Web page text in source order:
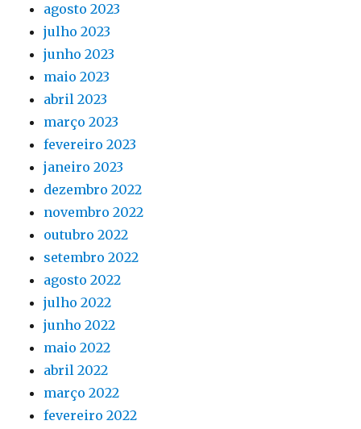
agosto 2023
julho 2023
junho 2023
maio 2023
abril 2023
março 2023
fevereiro 2023
janeiro 2023
dezembro 2022
novembro 2022
outubro 2022
setembro 2022
agosto 2022
julho 2022
junho 2022
maio 2022
abril 2022
março 2022
fevereiro 2022